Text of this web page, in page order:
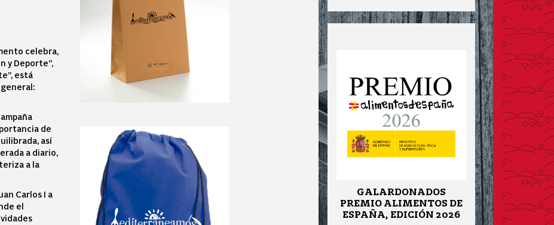
celebra,
y Deporte”,
está
de
así
a diario,
a la
Carlos I a
el
GALARDONADOS
PREMIO ALIMENTOS DE
ESPAÑA, EDICIÓN 2026